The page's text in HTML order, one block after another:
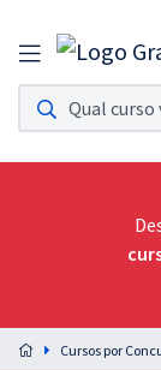
Assinatura
Acesso a todos os
Assinatura
Acesso ilimitado a
Preparação
residências em
Cursos por